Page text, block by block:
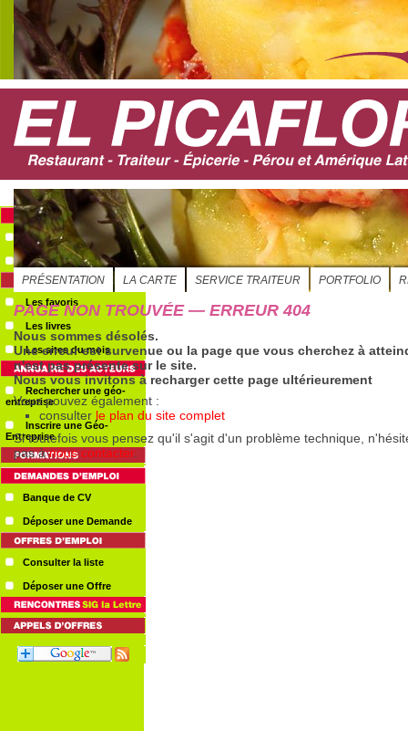
S'ABONNER
Evénements
Le GéoAgenda
Les favoris
Les livres
Les sites du mois
Rechercher une géo-
entreprise
Inscrire une Géo-
Entreprise
Banque de CV
Déposer une Demande
Consulter la liste
Déposer une Offre